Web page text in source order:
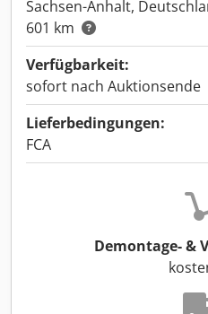
Sachsen-Anhalt,
601 km
Verfügbarkeit:
sofort nach Auktionsende
Lieferbedingungen:
FCA
Demontage- &